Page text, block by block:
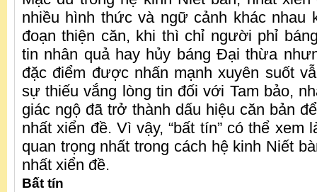
nhiều hình thức và ngữ cảnh khác nhau
đoạn thiện căn, khi thì chỉ người phỉ
tin nhân quả hay hủy báng Đại thừa
đặc điểm được nhấn mạnh xuyên suốt
sự thiếu vắng lòng tin đối với Tam bảo,
giác ngộ đã trở thành dấu hiệu căn bản
nhất xiển đề. Vì vậy, “bất tín” có thể xem
quan trọng nhất trong cách hệ kinh Niết
nhất xiển đề.
Bất tín